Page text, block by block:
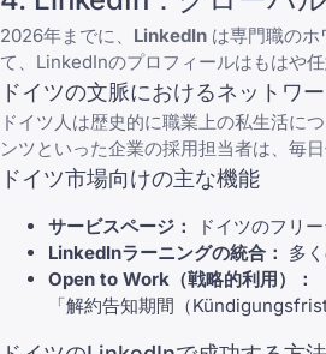
2026年までに、 LinkedIn は専門職の
て、LinkedInのプロフィールはもはや
ドイツの文脈におけるネットワ
ドイツ人は歴史的に職業上の私生活に
ンツといった企業の採用担当者は、毎
ドイツ市場向けの主な機能
サービスページ：
ドイツのフリ
LinkedInラーニングの統合： 多
Open to Work（戦略的利用）：
「解約告知期間（